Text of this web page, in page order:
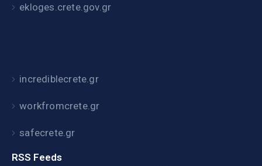
ekloges.crete.gov.gr
incrediblecrete.gr
workfromcrete.gr
safecrete.gr
RSS Feeds